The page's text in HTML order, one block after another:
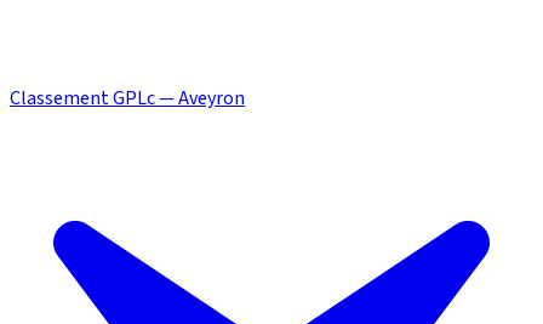
Classement GPLc — Aveyron